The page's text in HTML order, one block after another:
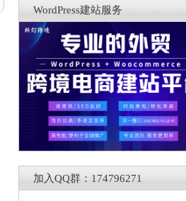
WordPress建站服务
加入QQ群：174796271